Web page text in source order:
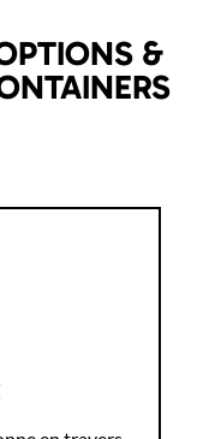
&